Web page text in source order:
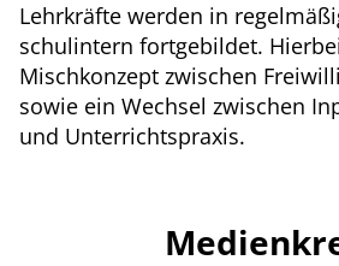
Lehrkräfte werden in
schulintern fortgebildet.
Mischkonzept zwischen
sowie ein Wechsel zwischen
und Unterrichtspraxis.